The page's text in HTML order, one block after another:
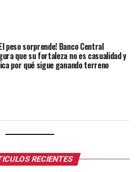
peso sorprende! Banco Central
que su fortaleza no es casualidad y
por qué sigue ganando terreno
RECIENTES